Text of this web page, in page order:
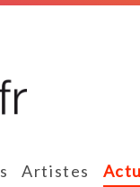
Artistes